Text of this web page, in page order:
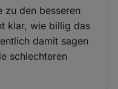
zu den besseren
klar, wie billig das
damit sagen
schlechteren